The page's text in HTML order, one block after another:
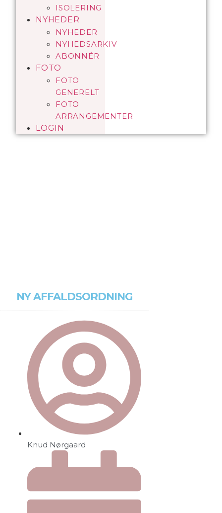
ISOLERING
NYHEDER
NYHEDER
NYHEDSARKIV
ABONNÉR
FOTO
FOTO
GENERELT
FOTO
ARRANGEMENTER
LOGIN
NY AFFALDSORDNING
Knud Nørgaard